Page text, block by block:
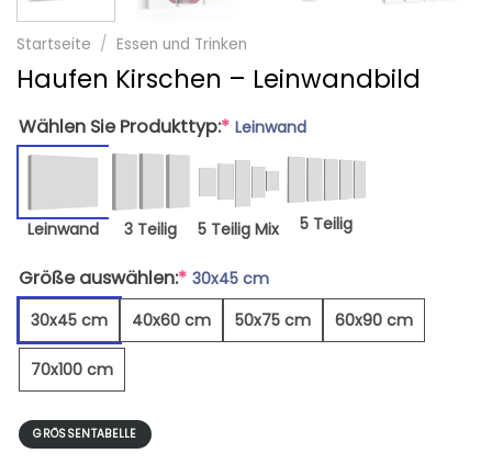
Startseite / Essen und Trinken
Haufen Kirschen – Leinwandbild
Wählen Sie Produkttyp:* Leinwand
Leinwand 3 Teilig 5 Teilig Mix 5 Teilig
Größe auswählen:* 30x45 cm
30x45 cm
40x60 cm 50x75 cm 60x90 cm
70x100 cm
GRÖSSENTABELLE